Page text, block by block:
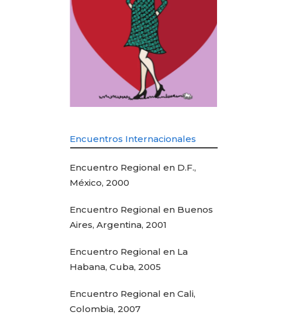
Encuentros Internacionales
Encuentro Regional en D.F.,
México, 2000
Encuentro Regional en Buenos
Aires, Argentina, 2001
Encuentro Regional en La
Habana, Cuba, 2005
Encuentro Regional en Cali,
Colombia, 2007